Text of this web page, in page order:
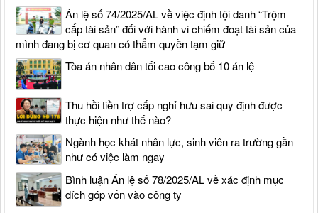
Án lệ số 74/2025/AL về việc định tội danh “Trộm
cắp tài sản” đối với hành vi chiếm đoạt tài sản của
mình đang bị cơ quan có thẩm quyền tạm giữ
Tòa án nhân dân tối cao công bố 10 án lệ
Thu hồi tiền trợ cấp nghỉ hưu sai quy định được
thực hiện như thế nào?
Ngành học khát nhân lực, sinh viên ra trường gần
như có việc làm ngay
Bình luận Án lệ số 78/2025/AL về xác định mục
đích góp vốn vào công ty